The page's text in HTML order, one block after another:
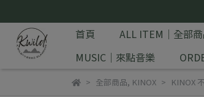
首頁 ALL ITEM｜全部
MUSIC｜來點音樂
全部商品, KINOX KINOX